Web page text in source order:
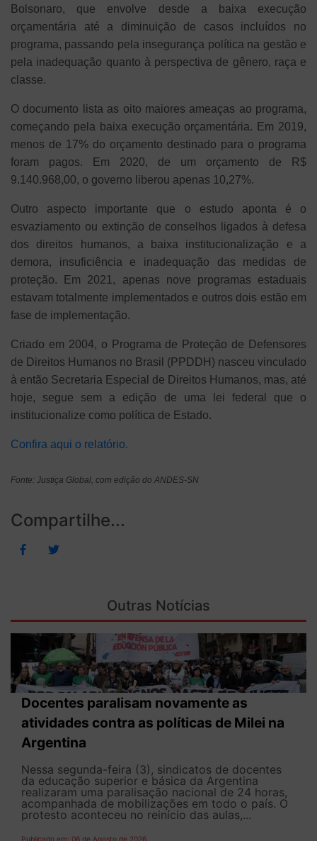
Bolsonaro, que envolve desde a baixa execução
orçamentária até a diminuição de casos incluídos no
programa, passando pela insegurança política na gestão e
pela inadequação quanto à perspectiva de gênero, raça e
classe.
O documento lista as oito maiores ameaças ao programa,
começando pela baixa execução orçamentária. Em 2019,
menos de 17% do orçamento destinado para o programa
foram pagos. Em 2020, de um orçamento de R$
9.140.968,00, o governo liberou apenas 10,27%.
Outro aspecto importante que o estudo aponta é o
esvaziamento ou extinção de conselhos ligados à defesa
dos direitos humanos, a baixa institucionalização e a
demora, insuficiência e inadequação das medidas de
proteção. Em 2021, apenas nove programas estaduais
estavam totalmente implementados e outros dois estão em
fase de implementação.
Criado em 2004, o Programa de Proteção de Defensores
de Direitos Humanos no Brasil (PPDDH) nasceu vinculado
à então Secretaria Especial de Direitos Humanos, mas, até
hoje, segue sem a edição de uma lei federal que o
institucionalize como política de Estado.
Confira aqui o relatório.
Fonte: Justiça Global, com edição do ANDES-SN
Compartilhe...
Outras Notícias
Docentes paralisam novamente as
atividades contra as políticas de Milei na
Argentina
Nessa segunda-feira (3), sindicatos de docentes
da educação superior e básica da Argentina
realizaram uma paralisação nacional de 24 horas,
acompanhada de mobilizações em todo o país. O
protesto aconteceu no reinício das aulas,...
Publicado em: 06 de Agosto de 2026